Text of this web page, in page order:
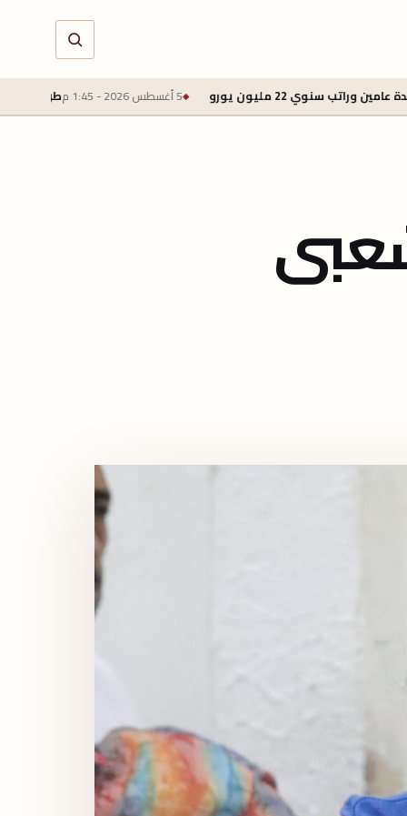
5 أغسطس 2026 - 1:45 م طرابزون سبور يتوصل لاتفاق لضم